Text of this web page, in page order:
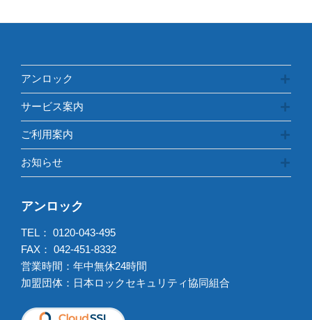
アンロック
サービス案内
ご利用案内
お知らせ
アンロック
TEL： 0120-043-495
FAX： 042-451-8332
営業時間：年中無休24時間
加盟団体：日本ロックセキュリティ協同組合